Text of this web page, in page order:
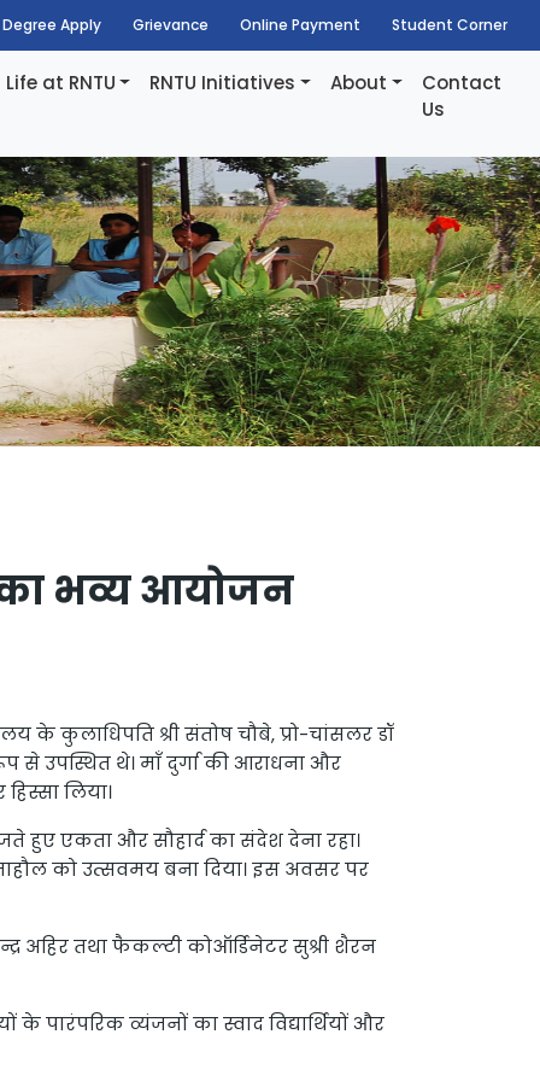
Degree Apply Grievance Online Payment Student Corner
Life at RNTU RNTU Initiatives About
Contact
Us
का भव्य आयोजन
के कुलाधिपति श्री संतोष चौबे, प्रो-चांसलर डॉ
से उपस्थित थे। माँ दुर्गा की आराधना और
लिया।
हुए एकता और सौहार्द का संदेश देना रहा।
को उत्सवमय बना दिया। इस अवसर पर
अहिर तथा फैकल्टी कोऑर्डिनेटर सुश्री शैरन
के पारंपरिक व्यंजनों का स्वाद विद्यार्थियों और